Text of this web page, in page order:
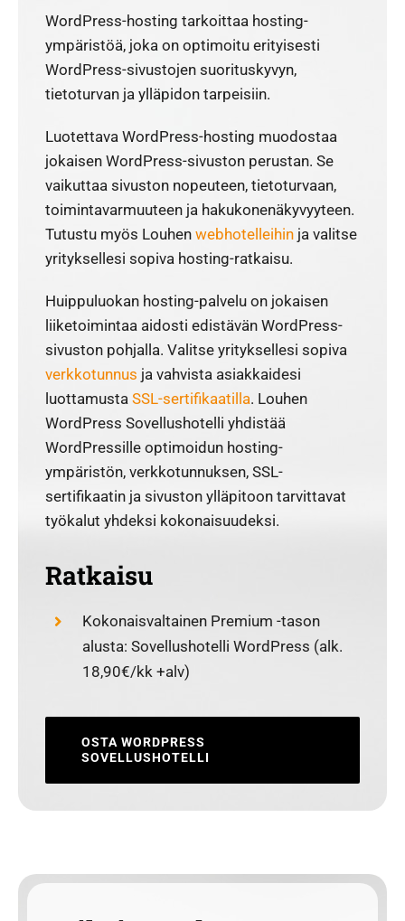
WordPress-hosting tarkoittaa hosting-
ympäristöä, joka on optimoitu erityisesti
WordPress-sivustojen suorituskyvyn,
tietoturvan ja ylläpidon tarpeisiin.
Luotettava WordPress-hosting muodostaa
jokaisen WordPress-sivuston perustan. Se
vaikuttaa sivuston nopeuteen, tietoturvaan,
toimintavarmuuteen ja hakukonenäkyvyyteen.
Tutustu myös Louhen webhotelleihinja valitse
yrityksellesi sopiva hosting-ratkaisu.
Huippuluokan hosting-palvelu on jokaisen
liiketoimintaa aidosti edistävän WordPress-
sivuston pohjalla. Valitse yrityksellesi sopiva
verkkotunnus ja vahvista asiakkaidesi
luottamusta SSL-sertifikaatilla. Louhen
WordPress Sovellushotelli yhdistää
WordPressille optimoidun hosting-
ympäristön, verkkotunnuksen, SSL-
sertifikaatin ja sivuston ylläpitoon tarvittavat
työkalut yhdeksi kokonaisuudeksi.
Ratkaisu
Kokonaisvaltainen Premium -tason
alusta: Sovellushotelli WordPress (alk.
18,90€/kk +alv)
OSTA WORDPRESS
SOVELLUSHOTELLI